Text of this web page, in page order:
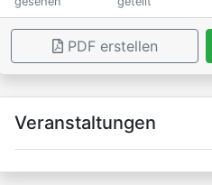
PDF erstellen
×
Veranstaltungen